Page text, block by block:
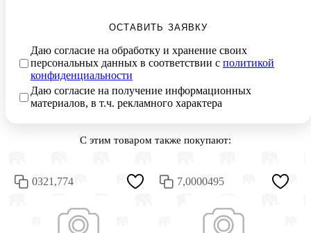
ОСТАВИТЬ ЗАЯВКУ
Даю согласие на обработку и хранение своих
персональных данных в соответствии с политикой
конфиденциальности
Даю согласие на получение информационных
материалов, в т.ч. рекламного характера
С этим товаром также покупают:
0321,774 7,0000495